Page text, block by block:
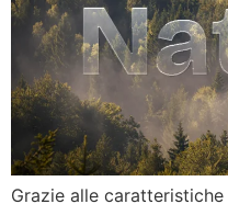
Grazie alle